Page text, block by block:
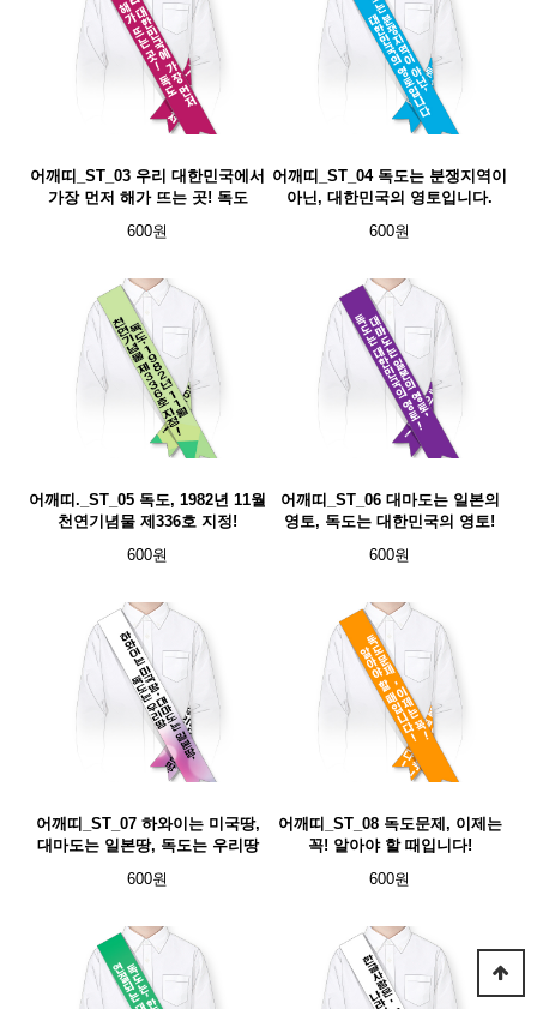
어깨띠_ST_03 우리 대한민국에서
가장 먼저 해가 뜨는 곳! 독도
600원
어깨띠_ST_04 독도는 분쟁지역이
아닌, 대한민국의 영토입니다.
600원
어깨띠._ST_05 독도, 1982년 11월
천연기념물 제336호 지정!
600원
어깨띠_ST_06 대마도는 일본의
영토, 독도는 대한민국의 영토!
600원
어깨띠_ST_07 하와이는 미국땅,
대마도는 일본땅, 독도는 우리땅
600원
어깨띠_ST_08 독도문제, 이제는
꼭! 알아야 할 때입니다!
600원